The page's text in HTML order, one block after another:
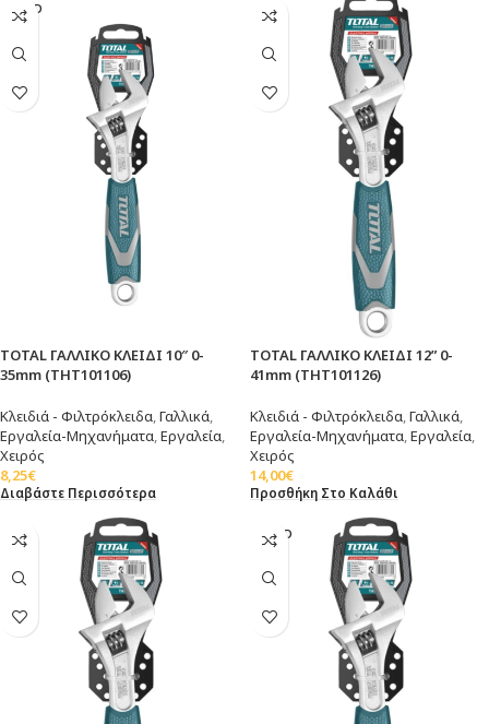
SOLD
OUT
TOTAL ΓΑΛΛΙΚΟ ΚΛΕΙΔΙ 10″ 0-
35mm (THT101106)
Κλειδιά - Φιλτρόκλειδα,Γαλλικά,
Εργαλεία-Μηχανήματα,Εργαλεία,
Χειρός
8,25€
Διαβάστε Περισσότερα
TOTAL ΓΑΛΛΙΚΟ ΚΛΕΙΔΙ 12” 0-
41mm (THT101126)
Κλειδιά - Φιλτρόκλειδα,Γαλλικά,
Εργαλεία-Μηχανήματα,Εργαλεία,
Χειρός
14,00€
Προσθήκη Στο Καλάθι
SOLD
OUT